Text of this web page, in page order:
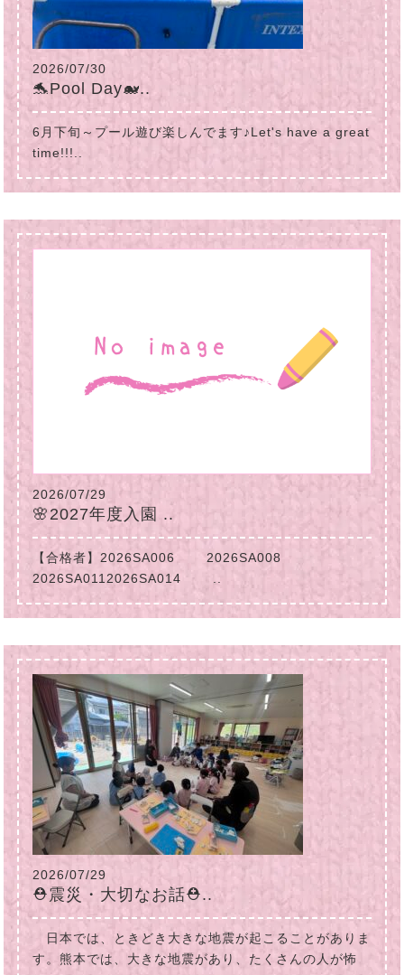
2026/07/30
🐬Pool Day🐋..
6月下旬～プール遊び楽しんでます♪Let's have a great
time!!!..
2026/07/29
🌸2027年度入園 ..
【合格者】2026SA006 2026SA008
2026SA0112026SA014 ..
2026/07/29
⛑震災・大切なお話⛑..
日本では、ときどき大きな地震が起こることがありま
す。熊本では、大きな地震があり、たくさんの人が怖